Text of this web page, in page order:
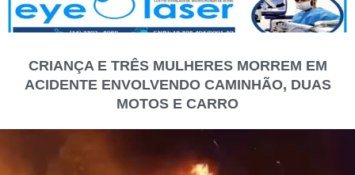
CRIANÇA E TRÊS MULHERES MORREM EM
ACIDENTE ENVOLVENDO CAMINHÃO, DUAS
MOTOS E CARRO